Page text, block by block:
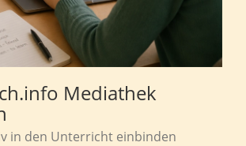
Mediathek
in den Unterricht einbinden